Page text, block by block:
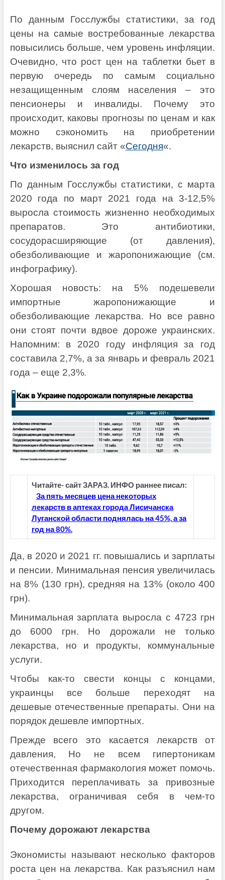
По данным Госслужбы статистики, за год
цены на самые востребованные лекарства
повысились больше, чем уровень инфляции.
Очевидно, что рост цен на таблетки бьет в
первую очередь по самым социально
незащищенным слоям населения – это
пенсионеры и инвалиды. Почему это
происходит, каковы прогнозы по ценам и как
можно сэкономить на приобретении
лекарств, выяснил сайт «Сегодня«.
Что изменилось за год
По данным Госслужбы статистики, с марта
2020 года по март 2021 года на 3-12,5%
выросла стоимость жизненно необходимых
препаратов. Это антибиотики,
сосудорасширяющие (от давления),
обезболивающие и жаропонижающие (см.
инфографику).
Хорошая новость: на 5% подешевели
импортные жаропонижающие и
обезболивающие лекарства. Но все равно
они стоят почти вдвое дороже украинских.
Напомним: в 2020 году инфляция за год
составила 2,7%, а за январь и февраль 2021
года – еще 2,3%.
Читайте- сайт ЗАРАЗ. ИНФО раннее писал:
За пять месяцев цена некоторых
лекарств в аптеках города Лисичанска
Луганской области поднялась на 45%, а за
год на 80%.
Да, в 2020 и 2021 гг. повышались и зарплаты
и пенсии. Минимальная пенсия увеличилась
на 8% (130 грн), средняя на 13% (около 400
грн).
Минимальная зарплата выросла с 4723 грн
до 6000 грн. Но дорожали не только
лекарства, но и продукты, коммунальные
услуги.
Чтобы как-то свести концы с концами,
украинцы все больше переходят на
дешевые отечественные препараты. Они на
порядок дешевле импортных.
Прежде всего это касается лекарств от
давления, Но не всем гипертоникам
отечественная фармакология может помочь.
Приходится переплачивать за привозные
лекарства, ограничивая себя в чем-то
другом.
Почему дорожают лекарства
Экономисты называют несколько факторов
роста цен на лекарства. Как разъяснил нам